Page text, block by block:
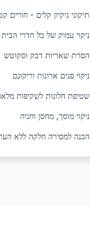
תיקוני ניקיון קלים - חורים
ניקוי עמוק של כל חדרי הבית
הסרת שאריות דבק וסקוטש
ניקוי פנים ארונות וריקונם
שטיפת חלונות לשקיפות
ניקוי מוסך, מחסן וחניה
הכנה למסירה חלקה ללא